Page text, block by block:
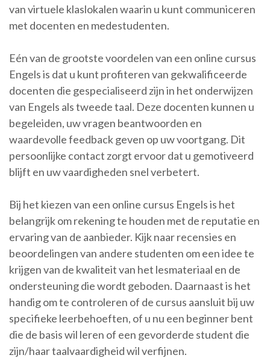
van virtuele klaslokalen waarin u kunt communiceren
met docenten en medestudenten.
Eén van de grootste voordelen van een online cursus
Engels is dat u kunt profiteren van gekwalificeerde
docenten die gespecialiseerd zijn in het onderwijzen
van Engels als tweede taal. Deze docenten kunnen u
begeleiden, uw vragen beantwoorden en
waardevolle feedback geven op uw voortgang. Dit
persoonlijke contact zorgt ervoor dat u gemotiveerd
blijft en uw vaardigheden snel verbetert.
Bij het kiezen van een online cursus Engels is het
belangrijk om rekening te houden met de reputatie en
ervaring van de aanbieder. Kijk naar recensies en
beoordelingen van andere studenten om een idee te
krijgen van de kwaliteit van het lesmateriaal en de
ondersteuning die wordt geboden. Daarnaast is het
handig om te controleren of de cursus aansluit bij uw
specifieke leerbehoeften, of u nu een beginner bent
die de basis wil leren of een gevorderde student die
zijn/haar taalvaardigheid wil verfijnen.